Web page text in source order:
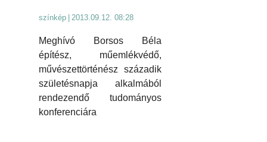
színkép | 2013.09.12. 08:28
Meghívó Borsos Béla
építész, műemlékvédő,
művészettörténész századik
születésnapja alkalmából
rendezendő tudományos
konferenciára